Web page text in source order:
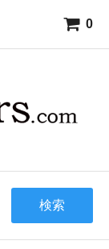
0
検索